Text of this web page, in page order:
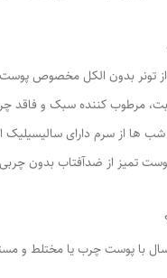
تونر بدون الکل مخصوص پوست
مرطوب کننده سبک و فاقد
از سرم دارای سالیسیلیک
تمیز از ضدآفتاب بدون چربی
با پوست چرب یا مختلط و